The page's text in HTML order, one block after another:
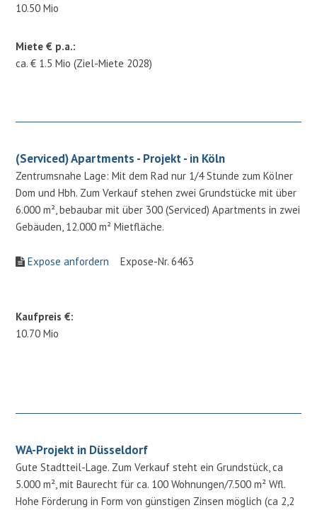
10.50 Mio
Miete € p.a.:
ca. € 1.5 Mio (Ziel-Miete 2028)
(Serviced) Apartments - Projekt - in Köln
Zentrumsnahe Lage: Mit dem Rad nur 1/4 Stunde zum Kölner
Dom und Hbh. Zum Verkauf stehen zwei Grundstücke mit über
6.000 m², bebaubar mit über 300 (Serviced) Apartments in zwei
Gebäuden, 12.000 m² Mietfläche.
Expose anfordern Expose-Nr. 6463
Kaufpreis €:
10.70 Mio
WA-Projekt in Düsseldorf
Gute Stadtteil-Lage. Zum Verkauf steht ein Grundstück, ca
5.000 m², mit Baurecht für ca. 100 Wohnungen/7.500 m² Wfl.
Hohe Förderung in Form von günstigen Zinsen möglich (ca 2,2